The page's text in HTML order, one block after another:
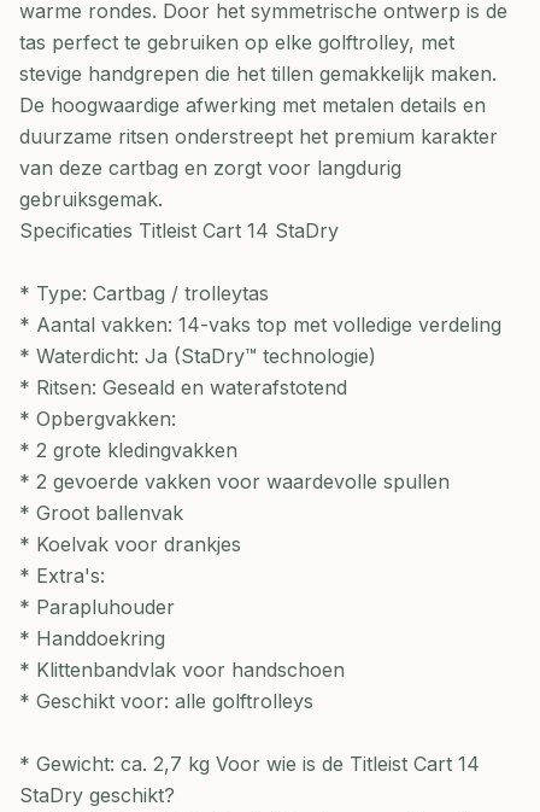
warme rondes. Door het symmetrische ontwerp is de
tas perfect te gebruiken op elke golftrolley, met
stevige handgrepen die het tillen gemakkelijk maken.
De hoogwaardige afwerking met metalen details en
duurzame ritsen onderstreept het premium karakter
van deze cartbag en zorgt voor langdurig
gebruiksgemak.
Specificaties Titleist Cart 14 StaDry
* Type: Cartbag / trolleytas
* Aantal vakken: 14-vaks top met volledige verdeling
* Waterdicht: Ja (StaDry™ technologie)
* Ritsen: Geseald en waterafstotend
* Opbergvakken:
* 2 grote kledingvakken
* 2 gevoerde vakken voor waardevolle spullen
* Groot ballenvak
* Koelvak voor drankjes
* Extra's:
* Parapluhouder
* Handdoekring
* Klittenbandvlak voor handschoen
* Geschikt voor: alle golftrolleys
* Gewicht: ca. 2,7 kg Voor wie is de Titleist Cart 14
StaDry geschikt?